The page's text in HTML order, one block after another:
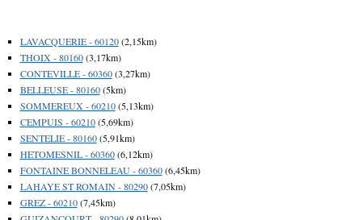
LAVACQUERIE - 60120(2,15km)
THOIX - 80160(3,17km)
CONTEVILLE - 60360(3,27km)
BELLEUSE - 80160(5km)
SOMMEREUX - 60210(5,13km)
CEMPUIS - 60210(5,69km)
SENTELIE - 80160(5,91km)
HETOMESNIL - 60360(6,12km)
FONTAINE BONNELEAU - 60360(6,45km)
LAHAYE ST ROMAIN - 80290(7,05km)
GREZ - 60210(7,45km)